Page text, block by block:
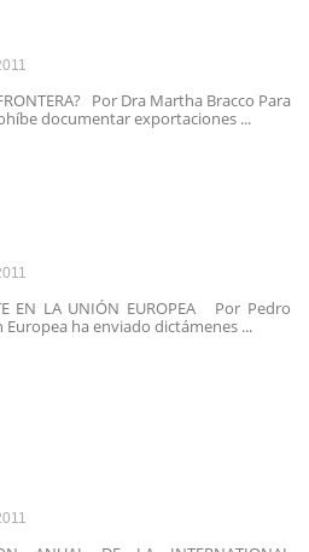
Por Dra Martha Bracco Para
documentar exportaciones ...
EN LA UNIÓN EUROPEA Por Pedro
ha enviado dictámenes ...